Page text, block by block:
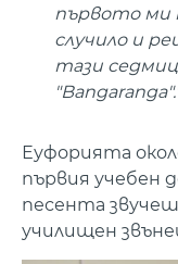
първото ми
случило и
тази
Еуфорията
първия учебен
песента
училищен